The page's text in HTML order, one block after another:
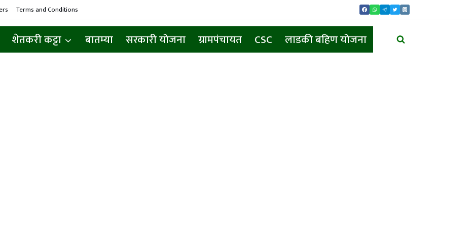
Terms and Conditions
शेतकरी कट्टा बातम्या सरकारी योजना ग्रामपंचायत CSC लाडकी बहिण योजना